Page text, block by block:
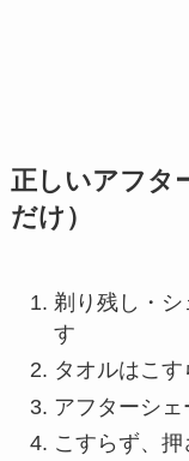
正しいアフタ
だけ）
剃り残し・
す
タオルはこ
アフターシ
こすらず、